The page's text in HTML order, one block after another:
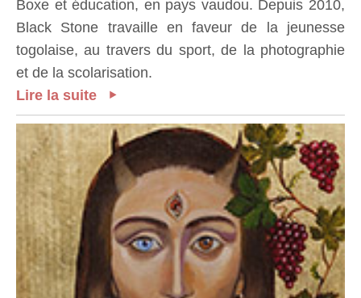
Boxe et éducation, en pays vaudou. Depuis 2010,
Black Stone travaille en faveur de la jeunesse
togolaise, au travers du sport, de la photographie
et de la scolarisation.
Lire la suite